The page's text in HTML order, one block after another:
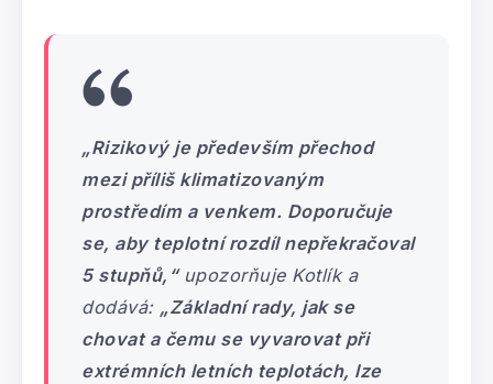
„Rizikový je především přechod
mezi příliš klimatizovaným
prostředím a venkem. Doporučuje
se, aby teplotní rozdíl nepřekračoval
5 stupňů,“upozorňuje Kotlík a
dodává: „Základní rady, jak se
chovat a čemu se vyvarovat při
extrémních letních teplotách, lze